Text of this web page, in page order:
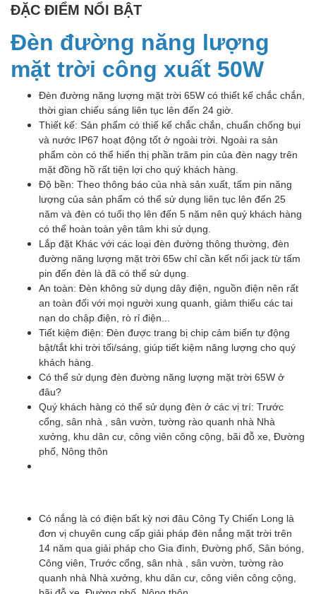
ĐẶC ĐIỂM NỔI BẬT
Đèn đường năng lượng
mặt trời công xuất 50W
Đèn đường năng lượng mặt trời 65W có thiết kế chắc chắn,
thời gian chiếu sáng liên tục lên đến 24 giờ.
Thiết kế: Sản phẩm có thiế kế chắc chắn, chuẩn chống bụi
và nước IP67 hoạt động tốt ở ngoài trời. Ngoài ra sản
phẩm còn có thể hiển thị phần trăm pin của đèn nagy trên
mặt đồng hồ rất tiện lợi cho quý khách hàng.
Độ bền: Theo thông báo của nhà sản xuất, tấm pin năng
lượng của sản phẩm có thể sử dụng liên tục lên đến 25
năm và đèn có tuổi thọ lên đến 5 năm nên quý khách hàng
có thể hoàn toàn yên tâm khi sử dụng.
Lắp đặt Khác với các loại đèn đường thông thường, đèn
đường năng lượng mặt trời 65w chỉ cần kết nối jack từ tấm
pin đến đèn là đã có thể sử dụng.
An toàn: Đèn không sử dụng dây điện, nguồn điện nên rất
an toàn đối với mọi người xung quanh, giảm thiểu các tai
nạn do chập điện, rò rỉ điện...
Tiết kiệm điện: Đèn được trang bị chip cảm biến tự động
bật/tắt khi trời tối/sáng, giúp tiết kiệm năng lượng cho quý
khách hàng.
Có thể sử dụng đèn đường năng lượng mặt trời 65W ở
đâu?
Quý khách hàng có thể sử dụng đèn ở các vị trí: Trước
cổng, sân nhà , sân vườn, tường rào quanh nhà Nhà
xưởng, khu dân cư, công viên công cộng, bãi đỗ xe, Đường
phố, Nông thôn
Có nắng là có điện bất kỳ nơi đâu Công Ty Chiến Long là
đơn vị chuyên cung cấp giải pháp đèn nắng mặt trời trên
14 năm qua giải pháp cho Gia đình, Đường phố, Sân bóng,
Công viên, Trước cổng, sân nhà , sân vườn, tường rào
quanh nhà Nhà xưởng, khu dân cư, công viên công cộng,